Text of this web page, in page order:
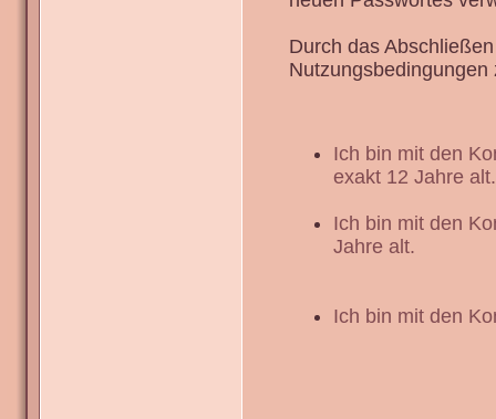
Durch das
Nutzungsbedingungen
Ich bin mit den
exakt 12 Jahre alt.
Ich bin mit den
Jahre alt.
Ich bin mit den